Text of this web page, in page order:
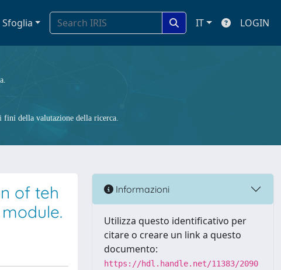
Sfoglia IT LOGIN
fini della valutazione della ricerca.
of teh
Informazioni
Utilizza questo identificativo per
citare o creare un link a questo
documento:
https://hdl.handle.net/11383/2090